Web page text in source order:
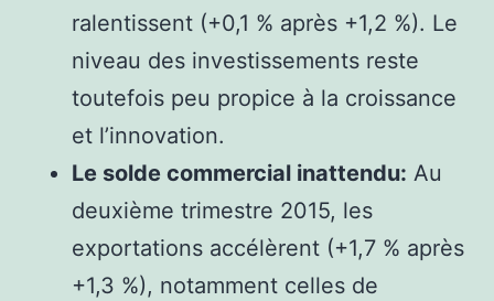
ralentissent (+0,1 % après +1,2 %). Le
niveau des investissements reste
toutefois peu propice à la croissance
et l’innovation.
Le solde commercial inattendu: Au
deuxième trimestre 2015, les
exportations accélèrent (+1,7 % après
+1,3 %), notamment celles de